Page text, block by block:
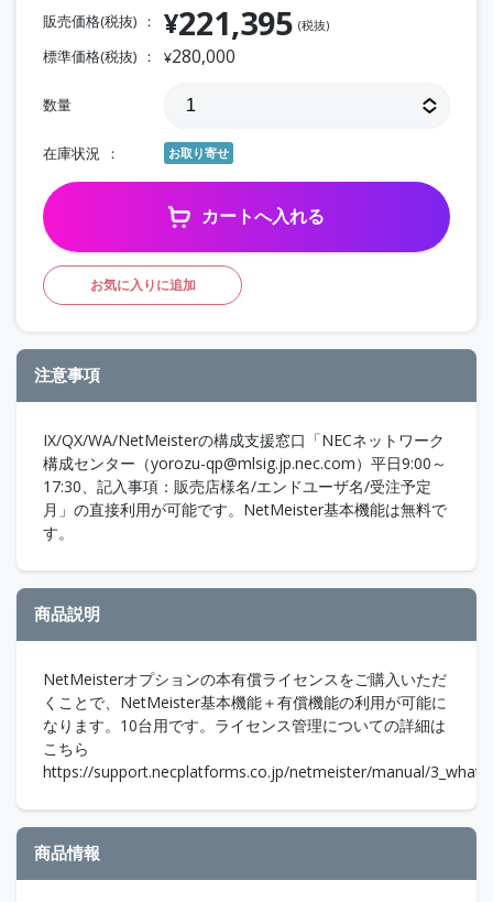
販売価格(税抜) ¥221,395 (税抜)
標準価格(税抜) ¥280,000
数量
在庫状況 お取り寄せ
カートへ入れる
お気に入りに追加
注意事項
IX/QX/WA/NetMeisterの構成支援窓口「NECネットワーク
構成センター（yorozu-qp@mlsig.jp.nec.com）平日9:00～
17:30、記入事項：販売店様名/エンドユーザ名/受注予定
月」の直接利用が可能です。NetMeister基本機能は無料で
す。
商品説明
NetMeisterオプションの本有償ライセンスをご購入いただ
くことで、NetMeister基本機能＋有償機能の利用が可能に
なります。10台用です。ライセンス管理についての詳細は
こちら
https://support.necplatforms.co.jp/netmeister/manual/
商品情報